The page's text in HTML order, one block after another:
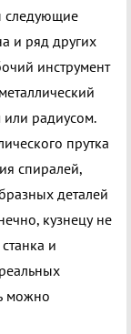
следующие
и ряд других
инструмент
радиусом.
прутка
спиралей,
деталей
кузнецу не
и
можно